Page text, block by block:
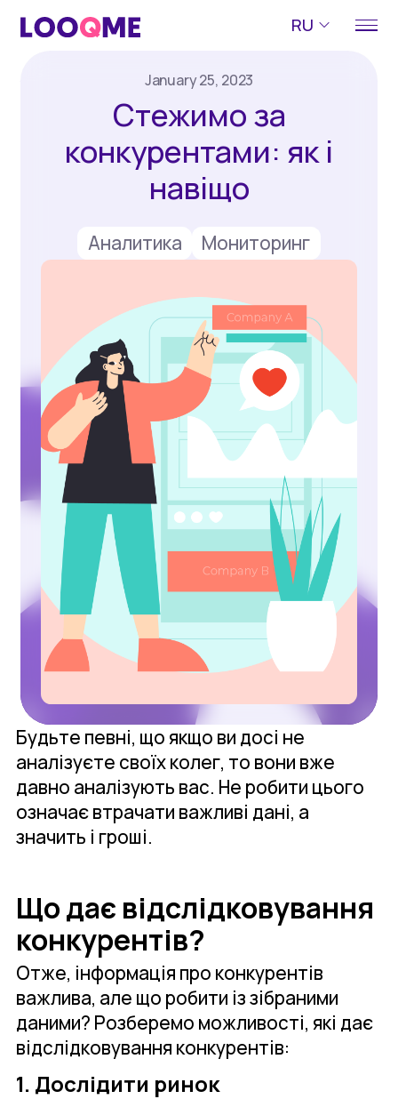
RU
January 25, 2023
Стежимо за
конкурентами: як і
навіщо
Аналитика Мониторинг
Будьте певні, що якщо ви досі не
аналізуєте своїх колег, то вони вже
давно аналізують вас. Не робити цього
означає втрачати важливі дані, а
значить і гроші.
Що дає відслідковування
конкурентів?
Отже, інформація про конкурентів
важлива, але що робити із зібраними
даними? Розберемо можливості, які дає
відслідковування конкурентів:
1. Дослідити ринок